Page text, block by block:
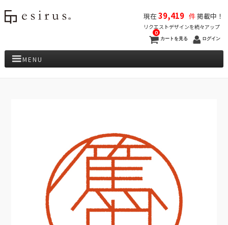
現在39,419 件掲載中！
リクエストデザインを続々アップ
カートを見る
0
ログイン
MENU